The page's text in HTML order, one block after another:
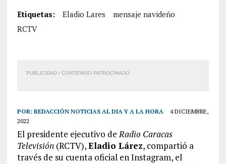
Etiquetas: Eladio Lares
mensaje navideño
RCTV
PUBLICIDAD / CONTENIDO PATROCINADO
POR: REDACCIÓN NOTICIAS AL DIA Y A LA HORA
4 DICIEMBRE,
2022
El presidente ejecutivo deRadio Caracas
Televisión(RCTV),Eladio Lárez, compartió a
través de su cuenta oficial en Instagram, el